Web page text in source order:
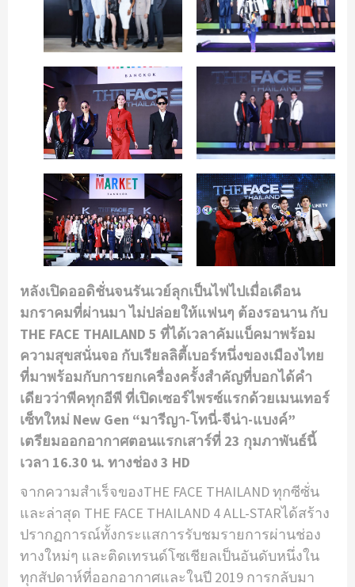
หลังเปิดออดิชั่นจนรันเวย์ลุกเป็นไฟไปเมื่อเดือน
มกราคมที่ผ่านมา ไม่ปล่อยให้แฟนๆ ต้องรอนาน กับ
THE FACE THAILAND 5 ที่ได้เวลาคัมแบ็คมาพร้อม
ความสุขสนั่นจอ กับเรียลลิตี้เบอร์หนึ่งของเมืองไทย
ที่มาพร้อมกับการยกเครื่องครั้งสำคัญที่บอกได้คำ
เดียวว่าพีคทุกอีพี ที่เปิดเซอร์ไพรซ์แรกด้วยเมนเทอร์
เซ็ทใหม่ New Gen “มารีญา-โทนี่-จีน่า-แบงค์”
เตรียมออกอากาศตอนแรกเสาร์ที่ 23 กุมภาพันธ์นี้
เวลา 16.30 น. ทางช่อง3 HD
จากความสำเร็จของTHE FACE THAILAND ทุกซีซั่น
และล่าสุด THE FACE THAILAND 4 ALL-STARได้สร้าง
ปรากฏการณ์ทั้งกระแสการรับชมรายการผ่านช่อง
ทางใหม่ๆ และติดเทรนด์โซเชียลเป็นอันดับหนึ่งใน
ทุกสัปดาห์ที่ออกอากาศและในปี 2019 การกลับมา